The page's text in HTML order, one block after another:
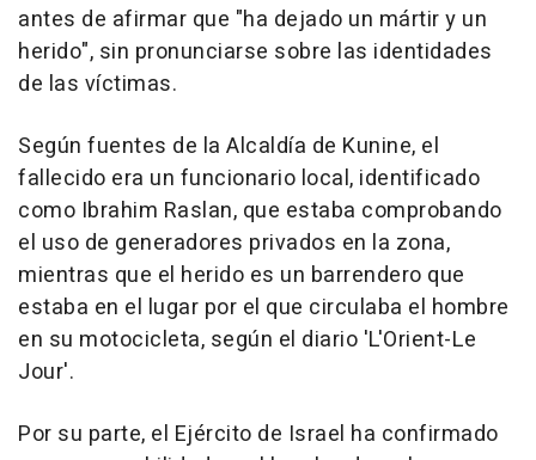
antes de afirmar que "ha dejado un mártir y un
herido", sin pronunciarse sobre las identidades
de las víctimas.
Según fuentes de la Alcaldía de Kunine, el
fallecido era un funcionario local, identificado
como Ibrahim Raslan, que estaba comprobando
el uso de generadores privados en la zona,
mientras que el herido es un barrendero que
estaba en el lugar por el que circulaba el hombre
en su motocicleta, según el diario 'L'Orient-Le
Jour'.
Por su parte, el Ejército de Israel ha confirmado